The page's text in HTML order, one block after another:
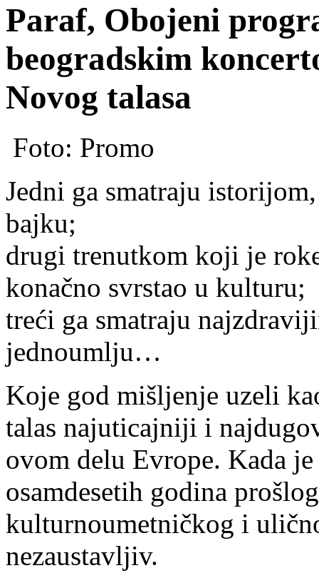
Paraf, Obojeni
beogradskim
Novog talasa
Foto: Promo
Jedni ga smatraju
bajku;
drugi trenutkom koji je
konačno svrstao u kulturu;
treći ga smatraju
jednoumlju…
Koje god mišljenje uzeli
talas najuticajniji i
ovom delu Evrope. Kada
osamdesetih godina
kulturnoumetničkog i
nezaustavljiv.